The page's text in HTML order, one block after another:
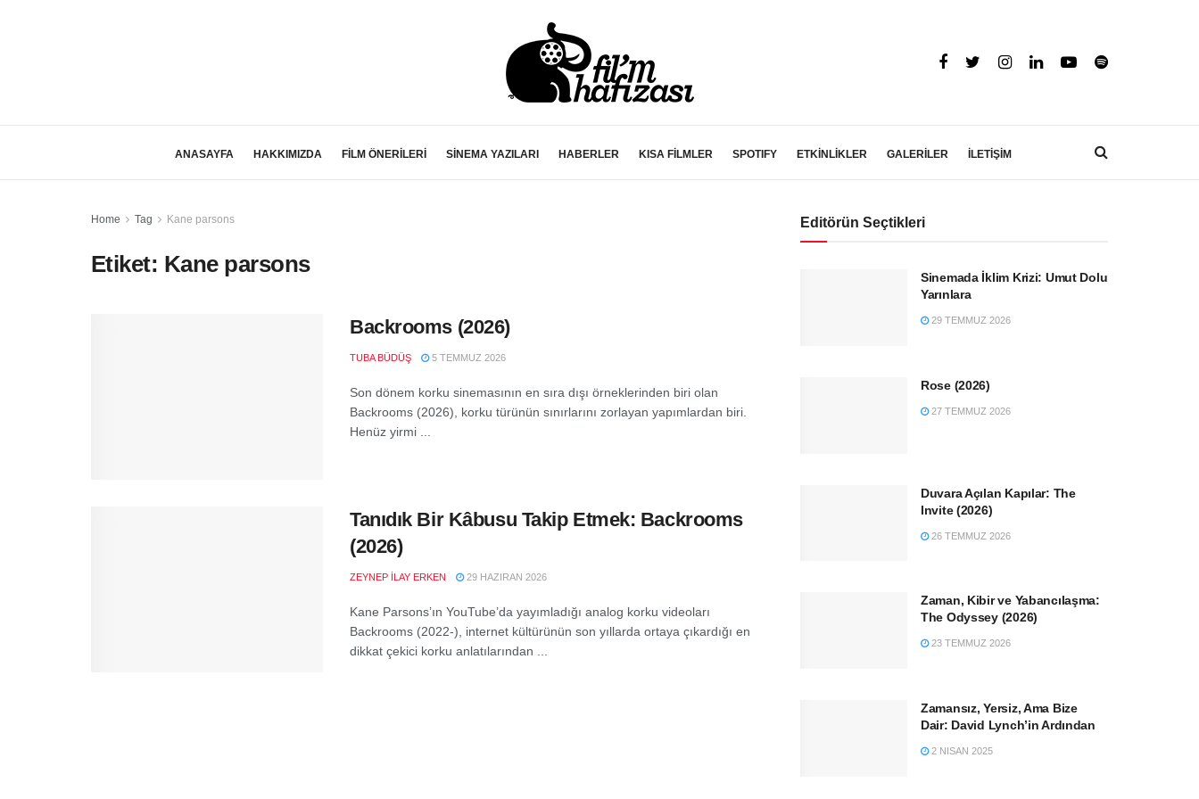
ANASAYFA HAKKIMIZDA FİLM ÖNERİLERİ SİNEMA YAZILARI HABERLER KISA FİLMLER SPOTIFY ETKİNLİKLER GALERİLER İLETİŞİM
Home Tag Kane parsons
Etiket: Kane parsons
Backrooms (2026)
TUBA BÜDÜŞ 5 TEMMUZ 2026
Son dönem korku sinemasının en sıra dışı örneklerinden biri olan
Backrooms (2026), korku türünün sınırlarını zorlayan yapımlardan biri.
Henüz yirmi ...
Tanıdık Bir Kâbusu Takip Etmek: Backrooms
(2026)
ZEYNEP İLAY ERKEN 29 HAZIRAN 2026
Kane Parsons’ın YouTube’da yayımladığı analog korku videoları
Backrooms (2022-), internet kültürünün son yıllarda ortaya çıkardığı en
dikkat çekici korku anlatılarından ...
Editörün Seçtikleri
Sinemada İklim Krizi: Umut Dolu
Yarınlara
29 TEMMUZ 2026
Rose (2026)
27 TEMMUZ 2026
Duvara Açılan Kapılar: The
Invite (2026)
26 TEMMUZ 2026
Zaman, Kibir ve Yabancılaşma:
The Odyssey (2026)
23 TEMMUZ 2026
Zamansız, Yersiz, Ama Bize
Dair: David Lynch’in Ardından
2 NISAN 2025